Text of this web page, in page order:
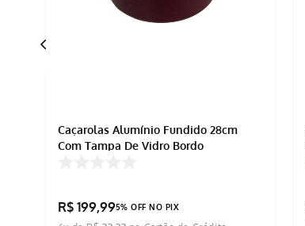
Caçarolas Alumínio Fundido 28cm
Com Tampa De Vidro Bordo
R$ 199,995% OFF NO PIX